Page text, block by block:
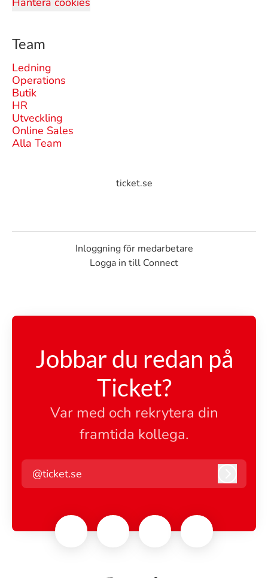
Team
Ledning
Operations
Butik
HR
Utveckling
Online Sales
Alla Team
ticket.se
Inloggning för medarbetare
Logga in till Connect
Jobbar du redan på
Ticket?
Var med och rekrytera din
framtida kollega.
@ticket.se